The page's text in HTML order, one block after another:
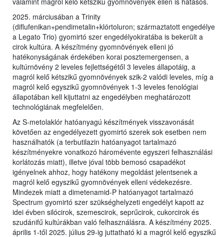
2025. márciusában a Trinity
(diflufenikan+pendimetalin+klórtoluron; származtatott engedélye
a Legato Trio) gyomirtó szer engedélyokiratába is bekerült a
cirok kultúra. A készítmény gyomnövények elleni jó
hatékonyságának érdekében korai posztemergensen, a
kultúrnövény 2 leveles fejlettségétől 3 leveles állapotáig, a
magról kelő kétszikű gyomnövények szik-2 valódi leveles, míg a
magról kelő egyszikű gyomnövények 1-3 leveles fenológiai
állapotában kell kijuttatni az engedélyben meghatározott
technológiának megfelelően.
Az S-metolaklór hatóanyagú készítmények visszavonását
követően az engedélyezett gyomirtó szerek sok esetben nem
használhatók (a terbutilazin hatóanyagot tartalmazó
készítményekre vonatkozó háromévente egyszeri felhasználási
korlátozás miatt), illetve jóval több bemosó csapadékot
igényelnek ahhoz, hogy hatékony megoldást jelentsenek a
magról kelő egyszikű gyomnövények elleni védekezésre.
Mindezek miatt a dimetenamid-P hatóanyagot tartalmazó
Spectrum gyomirtó szer szükséghelyzeti engedélyt kapott az
idei évben silócirok, szemescirok, seprűcirok, cukorcirok és
szudánifű kultúrákban való felhasználásra. A készítmény 2025.
április 1-től 2025. július 29-ig juttatható ki a magról kelő egyszikű